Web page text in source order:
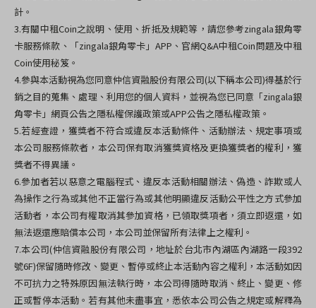
計。
3.有關中租Coin之說明、使用、折抵及規範等，請您參考zingala銀角零
卡服務條款、「zingala銀角零卡」APP、官網Q&A中租Coin問題及中租
Coin使用秘笈。
4.參與本活動視為您同意仲信資融股份有限公司(以下稱本公司)得基於行
銷之目的蒐集、處理、利用您的個人資料，並視為您已同意 「zingala銀
角零卡」網頁公告之隱私權保護政策或APP公告之隱私權政策。
5.若經查證，獲獎者不符合或違反本活動條件、活動辦法、規定事項或
本公司服務條款者，本公司保有取消獲獎資格及更換獲獎者的權利，獲
獎者不得異議。
6.參加者若以惡意之電腦程式、違反本活動相關辦法、偽造、詐欺或人
為操作之行為或其他不正當行為或其他明顯違反活動公平性之方式參加
活動者，本公司有權取消其參加資格，已領取獎項者，須立即返還，如
無法返還應賠償本公司，本公司並保留所有法律上之權利。
7.本公司(仲信資融股份有限公司，地址於台北市內湖區內湖路一段392
號6F)保留隨時修改、變更、暫停或終止本活動內容之權利，本活動如因
不可抗力之特殊原因無法執行時，本公司得隨時取消、終止、變更、修
正或暫停本活動。若有其他未盡事宜，悉依本公司公告之規定或解釋為